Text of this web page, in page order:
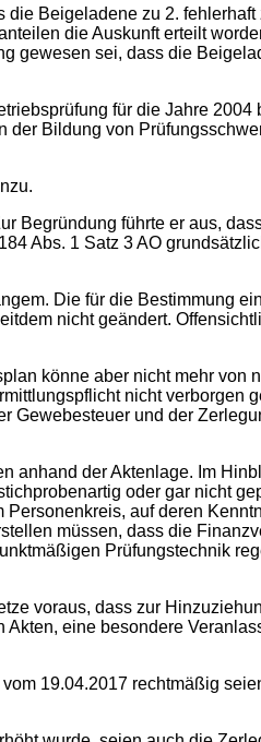
Beigeladene zu 2.
die Auskunft erteilt
gewesen sei, dass die
für die Jahre 2004
der Bildung von
Begründung führte er aus,
Abs. 1 Satz 3 AO
Die für die Bestimmung
nicht geändert.
könne aber nicht mehr von
nicht verborgen
Gewebesteuer und der
anhand der Aktenlage. Im
oder gar nicht
auf deren
müssen, dass die
Prüfungstechnik
voraus, dass zur
eine besondere
19.04.2017 rechtmäßig